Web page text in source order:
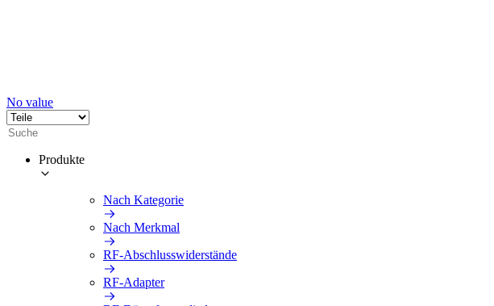
No value
Produkte
Nach Kategorie
Nach Merkmal
RF-Abschlusswiderstände
RF-Adapter